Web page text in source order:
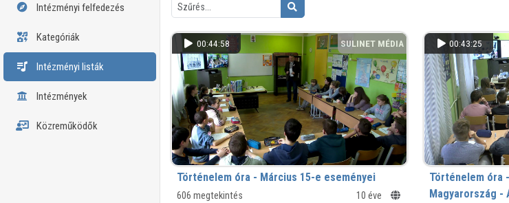
Intézményi felfedezés
Kategóriák
Intézményi listák
Intézmények
Közreműködők
00:44:58
SULINET MÉDIA
TÁR
Történelem óra - Március 15-e eseményei
606 megtekintés 10 éve
00:43:25
Történelem óra
Magyarország -